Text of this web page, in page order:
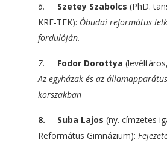
6. Szetey Szabolcs (PhD.
KRE-TFK): Óbudai református
fordulóján.
7. Fodor Dorottya
Az egyházak és az
korszakban
8. Suba Lajos (ny. címzetes
Református Gimnázium):